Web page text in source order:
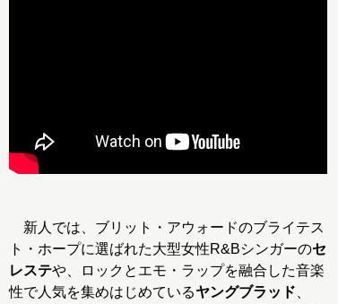
新人では、ブリット・アウォードのブライテス
ト・ホープに選ばれた大型女性R&Bシンガーのセ
レステや、ロックとエモ・ラップを融合した音楽
性で人気を集めはじめているヤングブラッド